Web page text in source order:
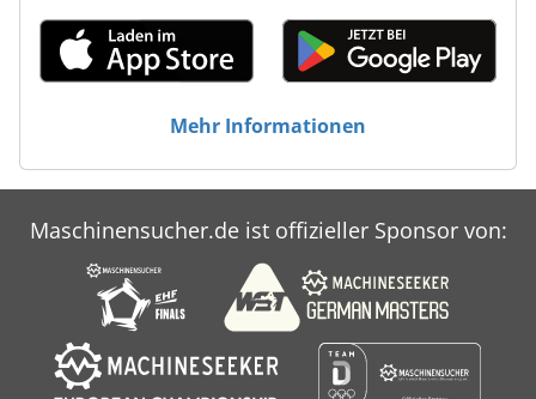
Mehr Informationen
Maschinensucher.de ist offizieller Sponsor von: